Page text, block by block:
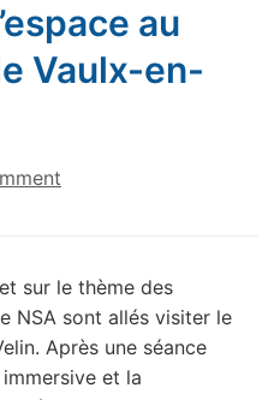
au
Vaulx-en-
sur le thème des
NSA sont allés visiter le
Après une séance
et la